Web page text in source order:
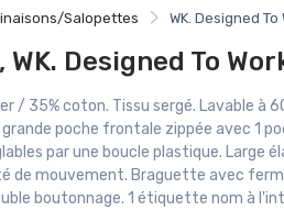
Salopettes WK. Designed To
WK. Designed To
/ 35% coton. Tissu sergé. Lavable à
grande poche frontale zippée avec 1
par une boucle plastique. Large
de mouvement. Braguette avec
boutonnage. 1 étiquette nom à